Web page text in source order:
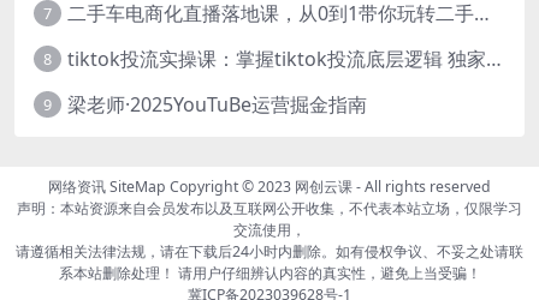
7 二手车电商化直播落地课，从0到1带你玩转二手车直播
8 tiktok投流实操课：掌握tiktok投流底层逻辑 独家TK投流玩法
9 梁老师·2025YouTuBe运营掘金指南
网络资讯SiteMap Copyright © 2023 网创云课- All rights reserved
声明：本站资源来自会员发布以及互联网公开收集，不代表本站立场，仅限学习
交流使用，
请遵循相关法律法规，请在下载后24小时内删除。如有侵权争议、不妥之处请联
系本站删除处理！ 请用户仔细辨认内容的真实性，避免上当受骗！
冀ICP备2023039628号-1